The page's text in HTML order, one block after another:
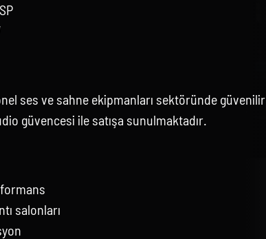
ses ve sahne ekipmanları sektöründe güvenilir
güvencesi ile satışa sunulmaktadır.
salonları